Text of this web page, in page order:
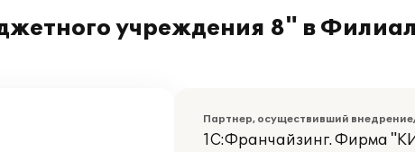
учреждения 8" в
Партнер, осуществивший
1С:Франчайзинг. Фирма